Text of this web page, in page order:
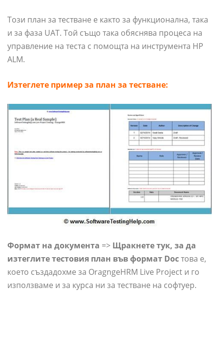
Този план за тестване е както за функционална, така
и за фаза UAT. Той също така обяснява процеса на
управление на теста с помощта на инструмента HP
ALM.
Изтеглете пример за план за тестване:
Формат на документа => Щракнете тук, за да
изтеглите тестовия план във формат Docтова е,
което създадохме за OragngeHRM Live Project и го
използваме и за курса ни за тестване на софтуер.